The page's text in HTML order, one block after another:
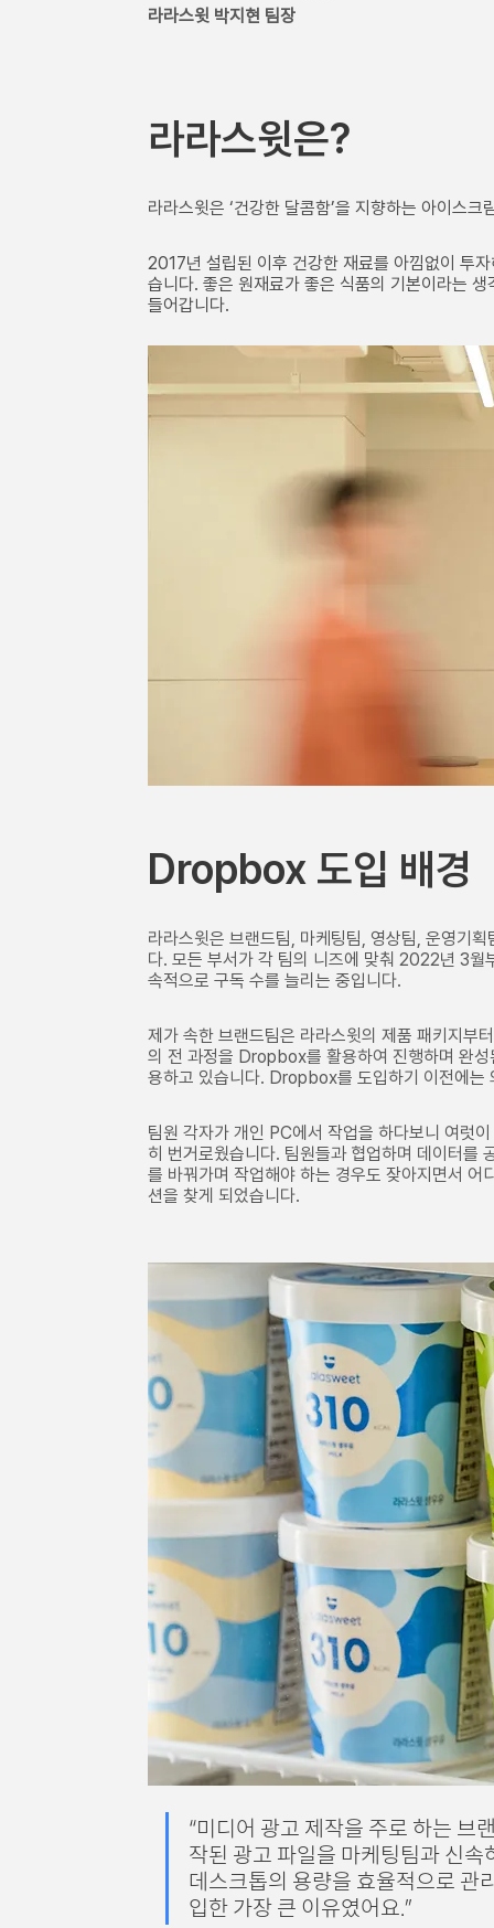
라라스윗 박지현 팀장
라라스윗은?
라라스윗은 ‘건강한 달콤함’을 지향하는 아이스
2017년 설립된 이후 건강한 재료를 아낌없이 투
습니다. 좋은 원재료가 좋은 식품의 기본이라는
들어갑니다.
Dropbox 도입 배경
라라스윗은 브랜드팀, 마케팅팀, 영상팀, 운영기
다. 모든 부서가 각 팀의 니즈에 맞춰 2022년 3
속적으로 구독 수를 늘리는 중입니다.
제가 속한 브랜드팀은 라라스윗의 제품 패키지부
의 전 과정을 Dropbox를 활용하여 진행하며 완
용하고 있습니다. Dropbox를 도입하기 이전에는
팀원 각자가 개인 PC에서 작업을 하다보니 여럿
히 번거로웠습니다. 팀원들과 협업하며 데이터를
를 바꿔가며 작업해야 하는 경우도 잦아지면서
션을 찾게 되었습니다.
“미디어 광고 제작을 주로 하는 브
작된 광고 파일을 마케팅팀과 신
데스크톱의 용량을 효율적으로
입한 가장 큰 이유였어요.”